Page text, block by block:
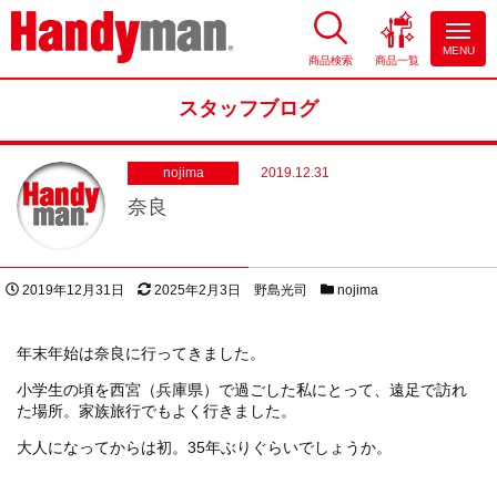
お風呂やキッチンのリフォーム
商品検索 商品一覧
MENU
スタッフブログ
nojima 2019.12.31
奈良
投稿日
2019年12月31日 更新日
2025年2月3日 著者
野島光司 スタッフブログカテゴリー
nojima
年末年始は奈良に行ってきました。
小学生の頃を西宮（兵庫県）で過ごした私にとって、遠足で訪れ
た場所。家族旅行でもよく行きました。
大人になってからは初。35年ぶりぐらいでしょうか。